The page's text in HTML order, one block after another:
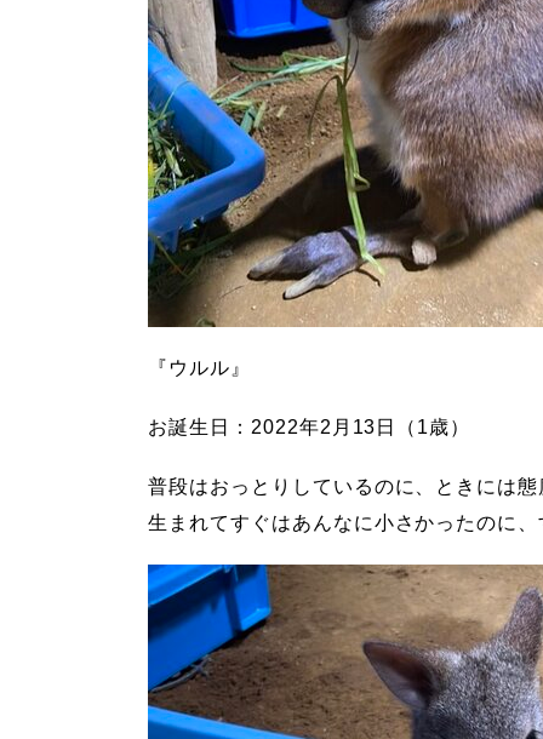
『ウルル』
お誕生日： 2022年2月13日（1歳）
普段はおっとりしているのに、ときには
生まれてすぐはあんなに小さかったのに